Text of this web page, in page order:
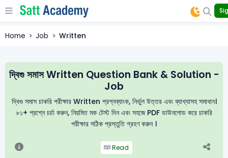
Home Job Written
দ্বিগু সমাস Written Question Bank & Solution -
Job
দ্বিগু সমাস চাকরি পরীক্ষার Written প্রশ্নব্যাংক, নির্ভুল উত্তর এবং ব্যাখ্যাসহ সমাধান।
৮১+ প্রশ্নে চর্চা করুন, নিয়মিত মক টেস্ট দিন এবং সহজে PDF ডাউনলোড করে চাকরি
পরীক্ষার সঠিক প্রস্তুতি গ্রহণ করুন ।
Read